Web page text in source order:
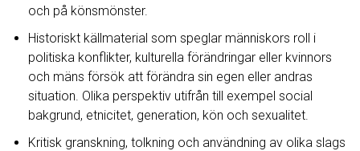
och på könsmönster.
Historiskt källmaterial som speglar människors roll i
politiska konflikter, kulturella förändringar eller kvinnors
och mäns försök att förändra sin egen eller andras
situation. Olika perspektiv utifrån till exempel social
bakgrund, etnicitet, generation, kön och sexualitet.
Kritisk granskning, tolkning och användning av olika slags